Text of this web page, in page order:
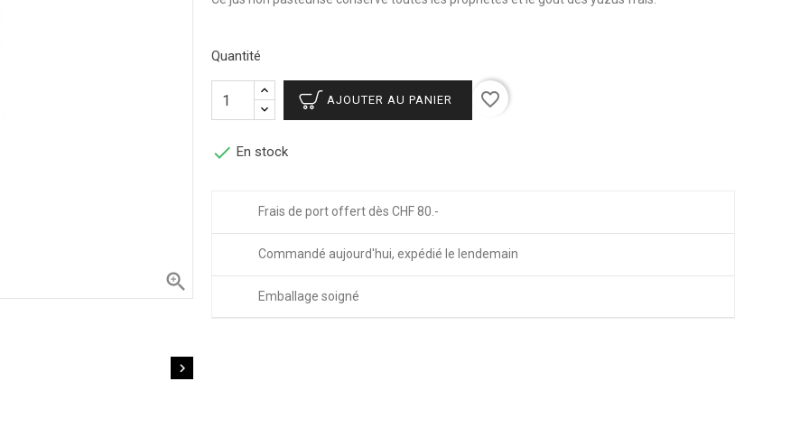


Quantité
AJOUTER AU PANIER favorite_border
 En stock
Frais de port offert dès CHF 80.-
Commandé aujourd'hui, expédié le lendemain
Emballage soigné